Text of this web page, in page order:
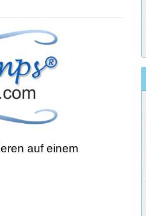
auf einem